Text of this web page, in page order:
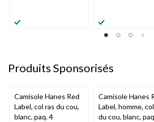
Produits Sponsorisés
Camisole Hanes Red
Label, col ras du cou,
blanc, paq. 4
Camisole Hanes
Label, homme,
du cou, blanc,